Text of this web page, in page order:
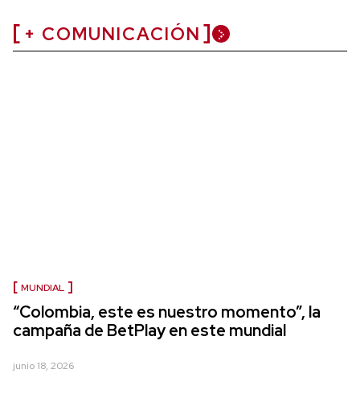
+ COMUNICACIÓN
MUNDIAL
“Colombia, este es nuestro momento”, la
campaña de BetPlay en este mundial
junio 18, 2026